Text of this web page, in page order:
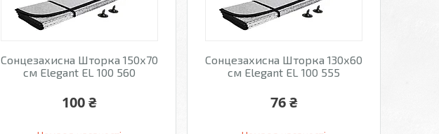
Сонцезахисна Шторка 150х70
см Elegant EL 100 560
100 ₴
Сонцезахисна Шторка 130х60
см Elegant EL 100 555
76 ₴